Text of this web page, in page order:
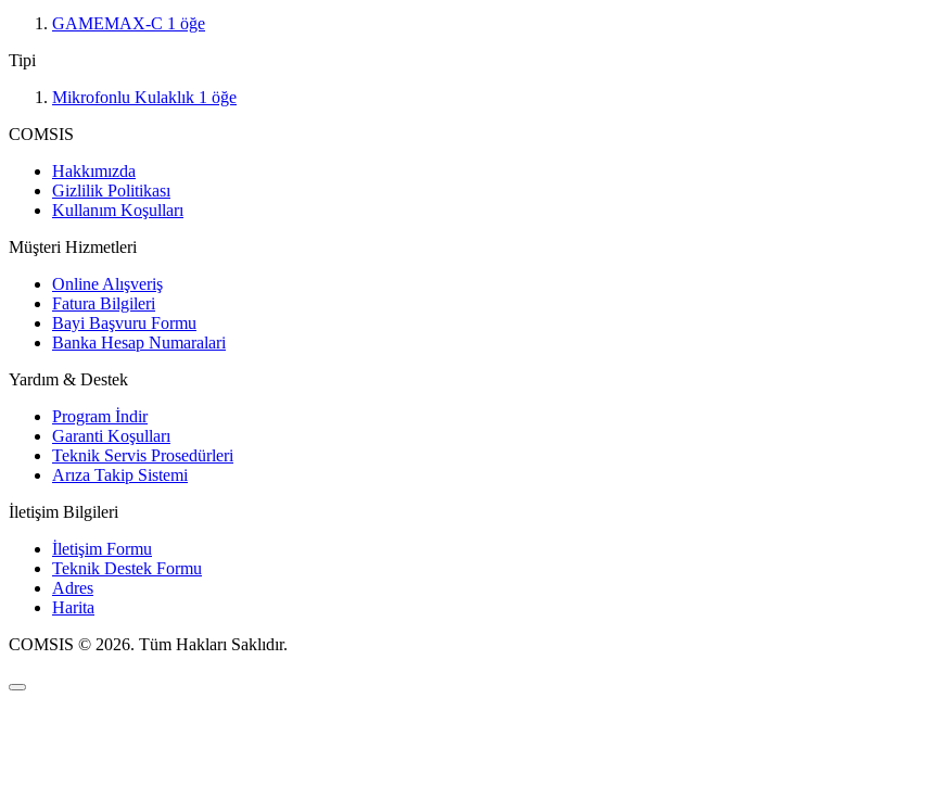
GAMEMAX-C 1 öğe
Tipi
Mikrofonlu Kulaklık 1 öğe
COMSIS
Hakkımızda
Gizlilik Politikası
Kullanım Koşulları
Müşteri Hizmetleri
Online Alışveriş
Fatura Bilgileri
Bayi Başvuru Formu
Banka Hesap Numaralari
Yardım & Destek
Program İndir
Garanti Koşulları
Teknik Servis Prosedürleri
Arıza Takip Sistemi
İletişim Bilgileri
İletişim Formu
Teknik Destek Formu
Adres
Harita
COMSIS © 2026. Tüm Hakları Saklıdır.